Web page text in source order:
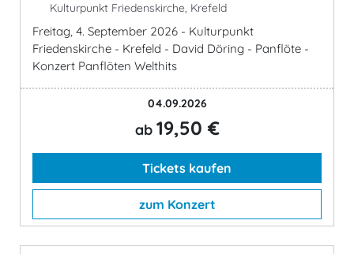
Kulturpunkt Friedenskirche, Krefeld
Freitag, 4. September 2026 - Kulturpunkt
Friedenskirche - Krefeld - David Döring - Panflöte -
Konzert Panflöten Welthits
04.09.2026
ab 19,50 €
Tickets kaufen
zum Konzert